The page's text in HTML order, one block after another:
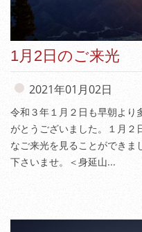
1月2日のご来光
2021年01月02日
令和３年１月２日も早朝より
がとうございました。１月２
なご来光を見ることができま
下さいませ。＜身延山...